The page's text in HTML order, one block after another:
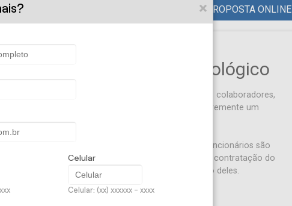
PROPOSTA ONLINE
Seguros - Seguro Odontológico
para trazer satisfação para sua empresa e para seus colaboradores,
pois com ele, o segurado pode escolher livremente um
ou um profissional de sua preferência*.
pode ser compulsória, quando todos os funcionários são
somente os funcionários interessados optam pela contratação do
o desconto diretamente na folha de pagamento deles.
Celular
Celular: (xx) xxxxxx - xxxx